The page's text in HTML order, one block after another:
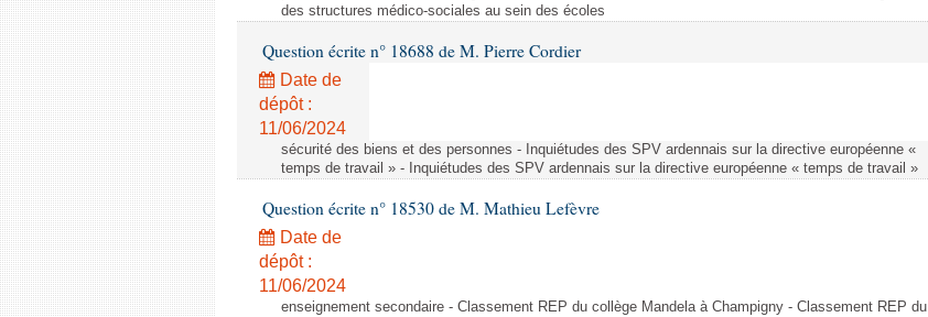
des structures médico-sociales au sein des écoles
Question écrite n° 18688 de M. Pierre Cordier
Date de
dépôt :
11/06/2024
sécurité des biens et des personnes - Inquiétudes des SPV ardennais sur la directive européenne «
temps de travail » - Inquiétudes des SPV ardennais sur la directive européenne « temps de travail »
Question écrite n° 18530 de M. Mathieu Lefèvre
Date de
dépôt :
11/06/2024
enseignement secondaire - Classement REP du collège Mandela à Champigny - Classement REP du